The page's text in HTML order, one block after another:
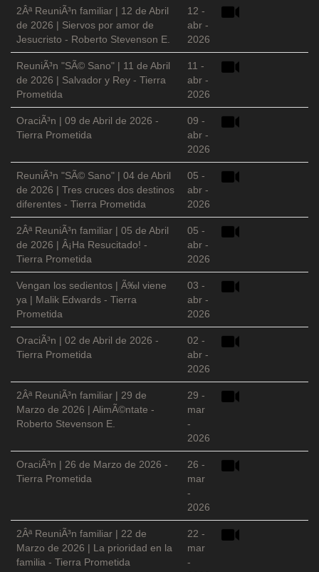
2Âª ReuniÃ³n familiar | 12 de Abril
de 2026 | Siervos por amor de
Jesucristo - Roberto Stevenson E.
12 -
abr -
2026
ReuniÃ³n "SÃ© Sano" | 11 de Abril
de 2026 | Salvador y Rey - Tierra
Prometida
11 -
abr -
2026
OraciÃ³n | 09 de Abril de 2026 -
Tierra Prometida
09 -
abr -
2026
ReuniÃ³n "SÃ© Sano" | 04 de Abril
de 2026 | Tres cruces dos destinos
diferentes - Tierra Prometida
05 -
abr -
2026
2Âª ReuniÃ³n familiar | 05 de Abril
de 2026 | Â¡Ha Resucitado! -
Tierra Prometida
05 -
abr -
2026
Vengan los sedientos | Ã‰l viene
ya | Malik Edwards - Tierra
Prometida
03 -
abr -
2026
OraciÃ³n | 02 de Abril de 2026 -
Tierra Prometida
02 -
abr -
2026
2Âª ReuniÃ³n familiar | 29 de
Marzo de 2026 | AlimÃ©ntate -
Roberto Stevenson E.
29 -
mar
-
2026
OraciÃ³n | 26 de Marzo de 2026 -
Tierra Prometida
26 -
mar
-
2026
2Âª ReuniÃ³n familiar | 22 de
Marzo de 2026 | La prioridad en la
familia - Tierra Prometida
22 -
mar
-